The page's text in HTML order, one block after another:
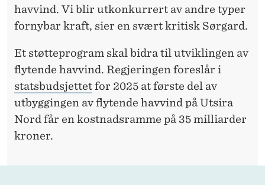
havvind. Vi blir utkonkurrert av andre typer
fornybar kraft, sier en svært kritisk Sørgard.
Et støtteprogram skal bidra til utviklingen av
flytende havvind. Regjeringen foreslår i
statsbudsjettetfor 2025 at første del av
utbyggingen av flytende havvind på Utsira
Nord får en kostnadsramme på 35 milliarder
kroner.